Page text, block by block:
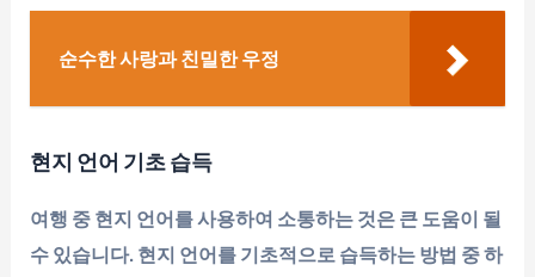
순수한 사랑과 친밀한 우정
현지 언어 기초 습득
여행 중 현지 언어를 사용하여 소통하는 것은 큰 도움이 될
수 있습니다. 현지 언어를 기초적으로 습득하는 방법 중 하